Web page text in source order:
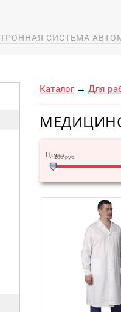
СИСТЕМА
Каталог → Для
Цена
106руб.